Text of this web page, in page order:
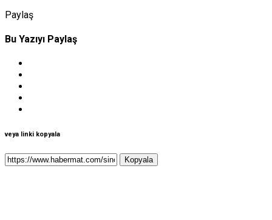
Paylaş
Bu Yazıyı Paylaş
veya linki kopyala
Kopyala